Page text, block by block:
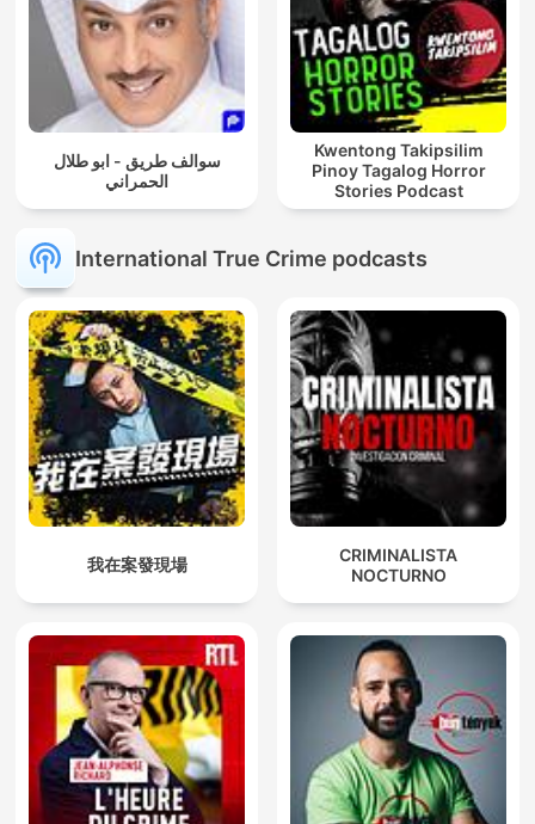
سوالف طريق - ابو طلال
الحمراني
Kwentong Takipsilim
Pinoy Tagalog Horror
Stories Podcast
International True Crime podcasts
我在案發現場
CRIMINALISTA
NOCTURNO